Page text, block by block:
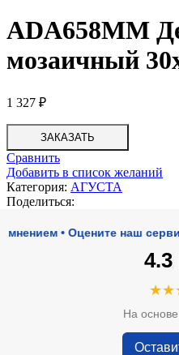
ADA658MM
мозаичный
1 327 ₽
ЗАКАЗАТЬ
Сравнить
Добавить в список желаний
Категория: АГУСТА
Поделиться:
• Оцените наш сервис
4.3
На